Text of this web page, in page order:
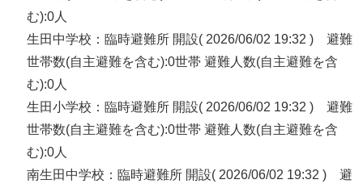
む):0人
生田中学校：臨時避難所 開設( 2026/06/02 19:32 ) 避難
世帯数(自主避難を含む):0世帯 避難人数(自主避難を含
む):0人
生田小学校：臨時避難所 開設( 2026/06/02 19:32 ) 避難
世帯数(自主避難を含む):0世帯 避難人数(自主避難を含
む):0人
南生田中学校：臨時避難所 開設( 2026/06/02 19:32 ) 避